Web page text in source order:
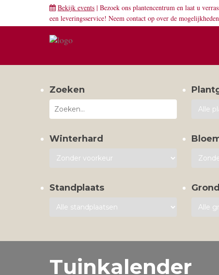
Bekijk events | Bezoek ons plantencentrum en laat u
een leveringsservice! Neem contact op over de
Zoeken
Winterhard
Standplaats
Tuinkalender